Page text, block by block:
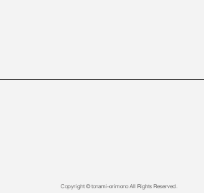
Copyright © tonami-orimono All Rights Reserved.